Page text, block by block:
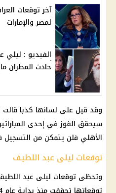
لمصر والإمارات
الفيديو : ليلي
حادث المطران
وقد قيل على لسانها كذبا
سيحقق الفوز في إحدى
الأهلي فلن يتمكن من
توقعات ليلى عبد اللطيف
وتحظى توقعات ليلى عبد اللطيف